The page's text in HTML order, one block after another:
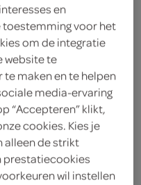
zichtbaar bij de
automatisch
en
toestemming voor het
om de integratie
website te
maken en te helpen
media-ervaring
“Accepteren” klikt,
cookies. Kies je
alleen de strikt
prestatiecookies
wil instellen